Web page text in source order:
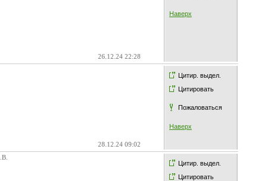
Наверх
26.12.24 22:28
Цитир. выдел.
Цитировать
Пожаловаться
Наверх
28.12.24 09:02
Цитир. выдел.
Цитировать